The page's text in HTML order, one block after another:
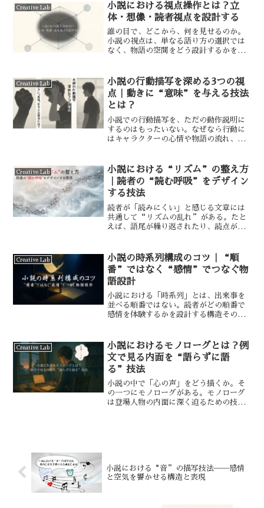
Creative Lab
小説における視点操作とは？立
体・想像・読者視点を設計する
誰の目で、どこから、何を見せるのか。
小説の視点は、単なる語り方の選択では
なく、物語の空間をどう設計するかを決
点」について、筆者なりの思考を整理し
てみたい。
Creative Lab
小説の行動描写を深める3つの視
点｜動きに“意味”を与える技法
とは？
小説での行動描写を、ただの動作説明に
するのはもったいない。なぜなら行動に
はキャラクターの心情や物語の流れ、読
ける行動描写の役割と、具体的な工夫ポ
イントについて解説する。
Creative Lab
小説における“リズム”の整え方
｜読者の“読む呼吸”をデザイン
する技法
読者が「読みにくい」と感じる文章には
共通して“リズムの乱れ”がある。たと
えば、語尾が繰り返されたり、読点が少
読みやすさや没入感を高めるためのリズ
ム調整について解説する。
Creative Lab
小説の時系列構成のコツ｜“順
番”ではなく“感情”でつなぐ物
語設計
小説における「時系列」とは、出来事を
並べる順番ではない。読者がどの順番で
感情を体験するかを設計する構造そのも
の印象を決める。今回は時系列を考え、
具体例を用いて解説していく。
Creative Lab
小説におけるモノローグとは？例
文で見る内面を“語らずに語
る”技法
小説の中で「心の声」をどう描くか。そ
の一つにモノローグがある。モノローグ
は登場人物の内面に深く迫るための技法
小説における“音”の描写技法──感情
と空気を響かせる構造と表現